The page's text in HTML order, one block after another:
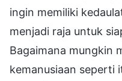
ingin memiliki
menjadi raja untuk
Bagaimana mungkin
kemanusiaan seperti